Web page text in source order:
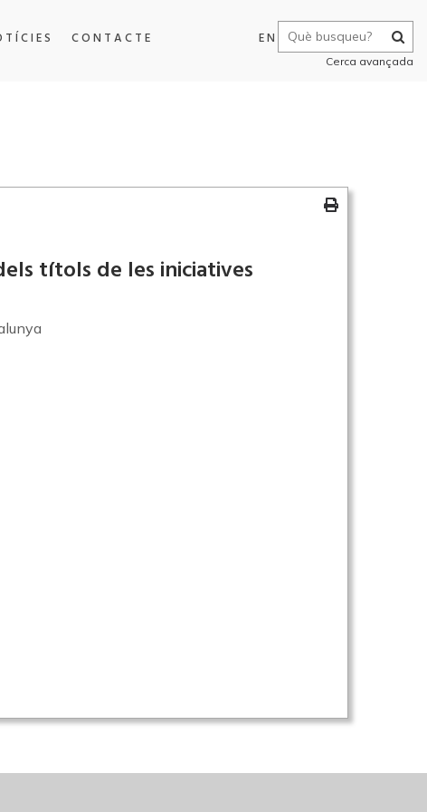
CONTACTE EN
Cerca avançada
títols de les iniciatives